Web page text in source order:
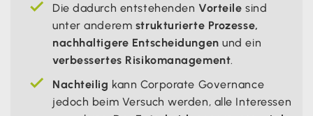
Die dadurch entstehenden Vorteile sind
unter anderem strukturierte Prozesse,
nachhaltigere Entscheidungen und ein
verbessertes Risikomanagement.
Nachteilig kann Corporate Governance
jedoch beim Versuch werden, alle Interessen